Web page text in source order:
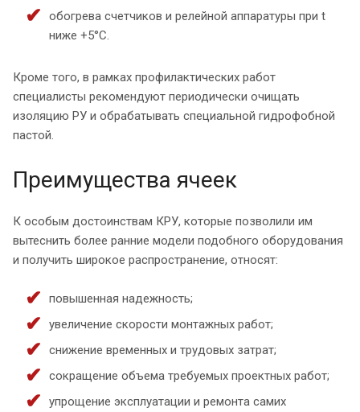
обогрева счетчиков и релейной аппаратуры при t
ниже +5°С.
Кроме того, в рамках профилактических работ
специалисты рекомендуют периодически очищать
изоляцию РУ и обрабатывать специальной гидрофобной
пастой.
Преимущества ячеек
К особым достоинствам КРУ, которые позволили им
вытеснить более ранние модели подобного оборудования
и получить широкое распространение, относят:
повышенная надежность;
увеличение скорости монтажных работ;
снижение временных и трудовых затрат;
сокращение объема требуемых проектных работ;
упрощение эксплуатации и ремонта самих